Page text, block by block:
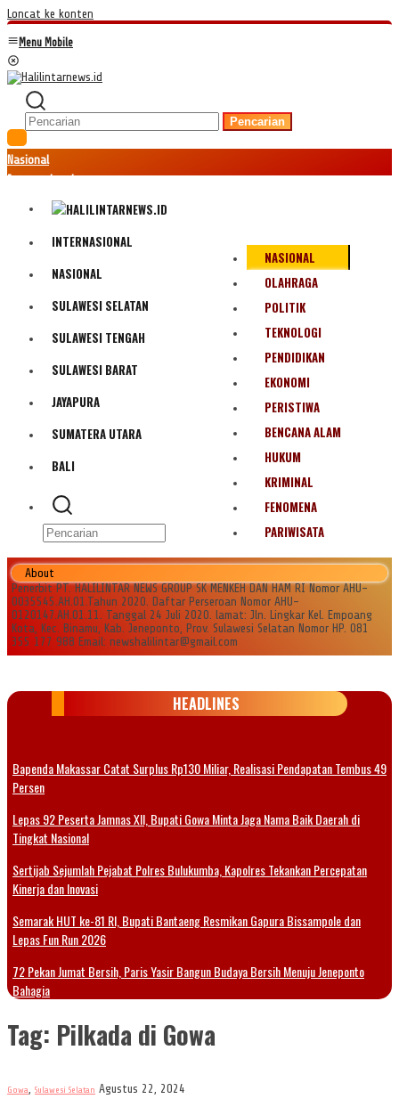
Loncat ke konten
Menu Mobile
Pencarian
Nasional
Internasional
Politik
Olahraga
Bencana Alam
INTERNASIONAL
NASIONAL
SULAWESI SELATAN
SULAWESI TENGAH
SULAWESI BARAT
JAYAPURA
SUMATERA UTARA
BALI
NASIONAL
OLAHRAGA
POLITIK
TEKNOLOGI
PENDIDIKAN
EKONOMI
PERISTIWA
BENCANA ALAM
HUKUM
KRIMINAL
FENOMENA
PARIWISATA
About
Penerbit PT. HALILINTAR NEWS GROUP SK MENKEH DAN HAM RI Nomor AHU-
0035545.AH.01.Tahun 2020. Daftar Perseroan Nomor AHU-
0120147.AH.01.11. Tanggal 24 Juli 2020. lamat: Jln. Lingkar Kel. Empoang
Kota, Kec. Binamu, Kab. Jeneponto, Prov. Sulawesi Selatan Nomor HP. 081
355 177 988 Email: newshalilintar@gmail.com
HEADLINES
Bapenda Makassar Catat Surplus Rp130 Miliar, Realisasi Pendapatan Tembus 49
Persen
Lepas 92 Peserta Jamnas XII, Bupati Gowa Minta Jaga Nama Baik Daerah di
Tingkat Nasional
Sertijab Sejumlah Pejabat Polres Bulukumba, Kapolres Tekankan Percepatan
Kinerja dan Inovasi
Semarak HUT ke-81 RI, Bupati Bantaeng Resmikan Gapura Bissampole dan
Lepas Fun Run 2026
72 Pekan Jumat Bersih, Paris Yasir Bangun Budaya Bersih Menuju Jeneponto
Bahagia
Tag: Pilkada di Gowa
Gowa, Sulawesi Selatan Agustus 22, 2024